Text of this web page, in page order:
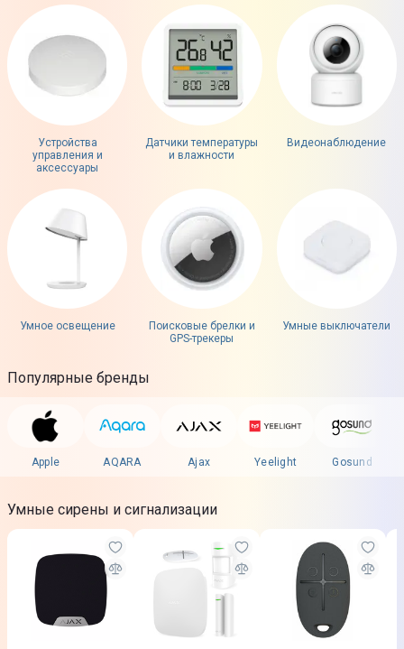
Устройства
управления и
аксессуары
Датчики температуры
и влажности
Видеонаблюдение
Умное освещение
Поисковые брелки и
GPS-трекеры
Умные выключатели
Популярные бренды
Apple AQARA Ajax Yeelight Gosund
Умные сирены и сигнализации